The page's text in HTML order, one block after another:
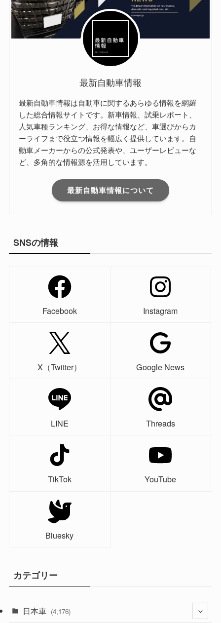
最新自動車情報
最新自動車情報は自動車に関するあらゆる情報を網羅
した総合情報サイトです。新車情報、試乗レポート、
人気車種ランキング、お得な情報など、車選びからカ
ーライフまで役立つ情報を幅広く提供しています。自
動車メーカーからの公式発表や、ユーザーレビューな
ど、多角的な情報源を活用しています。
最新自動車情報について
SNSの情報
Facebook Instagram
X（Twitter） Google News
LINE Threads
TikTok YouTube
Bluesky
カテゴリー
日本車 (4,176)